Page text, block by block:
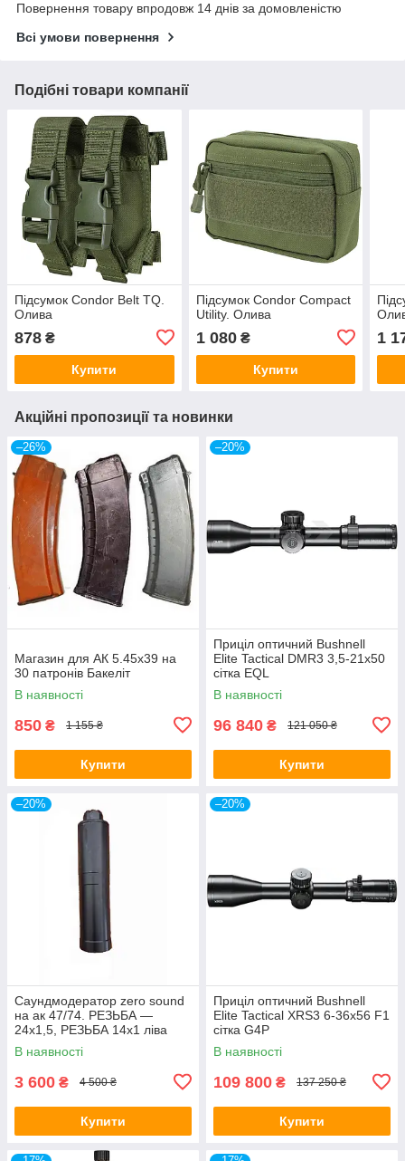
Повернення товару впродовж 14 днів за домовленістю
Всі умови повернення
Подібні товари компанії
Підсумок Condor Belt TQ.
Олива
878 ₴
Купити
Підсумок Condor Compact
Utility. Олива
1 080₴
Купити
1
Акційні пропозиції та новинки
–26%
Магазин для АК 5.45х39 на
30 патронів Бакеліт
В наявності
850 ₴ 1 155 ₴
Купити
–20%
Приціл оптичний Bushnell
Elite Tactical DMR3 3,5-21x50
сітка EQL
В наявності
96 840 ₴ 121 050 ₴
Купити
–20%
Саундмодератор zero sound
на ак 47/74. РЕЗЬБА —
24х1,5, РЕЗЬБА 14х1 ліва
В наявності
3 600 ₴ 4 500 ₴
Купити
–20%
Приціл оптичний Bushnell
Elite Tactical XRS3 6-36x56 F1
сітка G4P
В наявності
109 800 ₴ 137 250 ₴
Купити